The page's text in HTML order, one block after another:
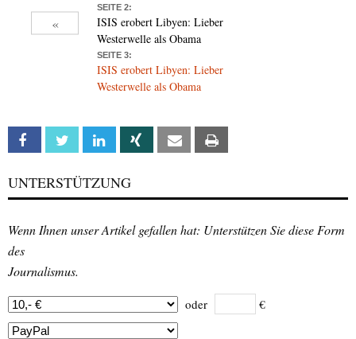
«
SEITE 2:
ISIS erobert Libyen: Lieber
Westerwelle als Obama
SEITE 3:
ISIS erobert Libyen: Lieber
Westerwelle als Obama
Facebook Twitter Linkedin Xing Email
UNTERSTÜTZUNG
Wenn Ihnen unser Artikel gefallen hat: Unterstützen Sie diese Form
des
Journalismus.
oder €